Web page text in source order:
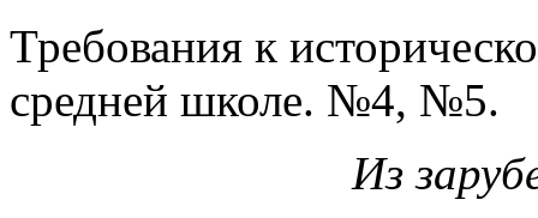
Требования к
средней школе. №4, №5.
Из